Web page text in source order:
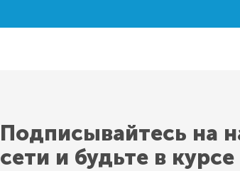
Подписывайтесь на
сети и будьте в